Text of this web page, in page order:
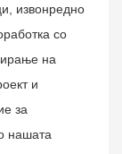
извонредно
со
на
и
за
нашата